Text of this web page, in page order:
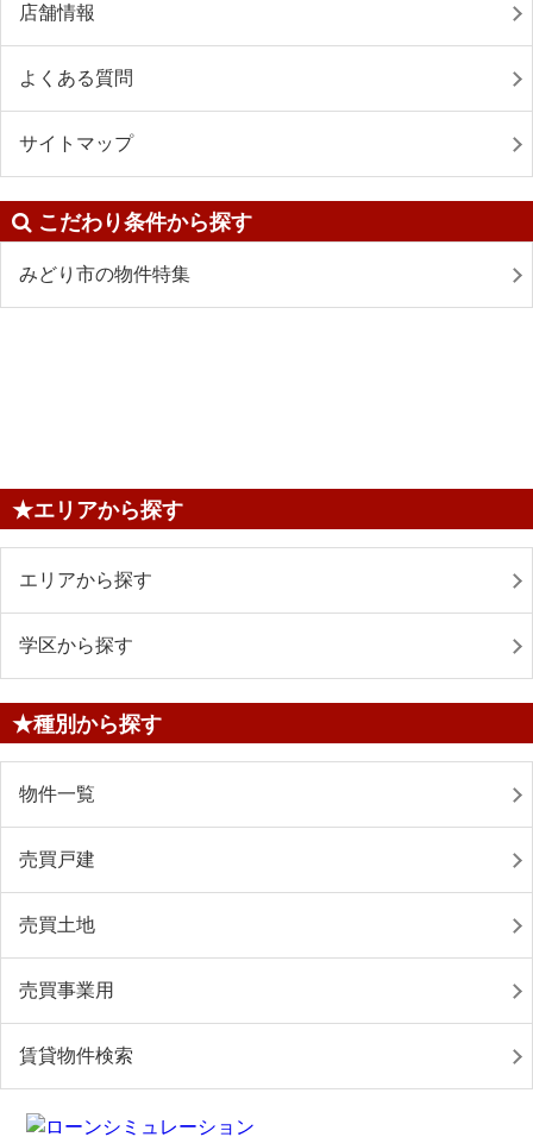
店舗情報
よくある質問
サイトマップ
こだわり条件から探す
みどり市の物件特集
★エリアから探す
エリアから探す
学区から探す
★種別から探す
物件一覧
売買戸建
売買土地
売買事業用
賃貸物件検索